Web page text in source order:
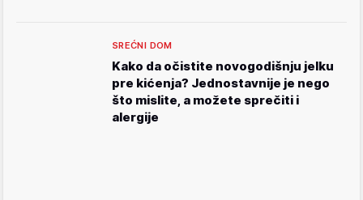
SREĆNI DOM
Kako da očistite novogodišnju jelku
pre kićenja? Jednostavnije je nego
što mislite, a možete sprečiti i
alergije